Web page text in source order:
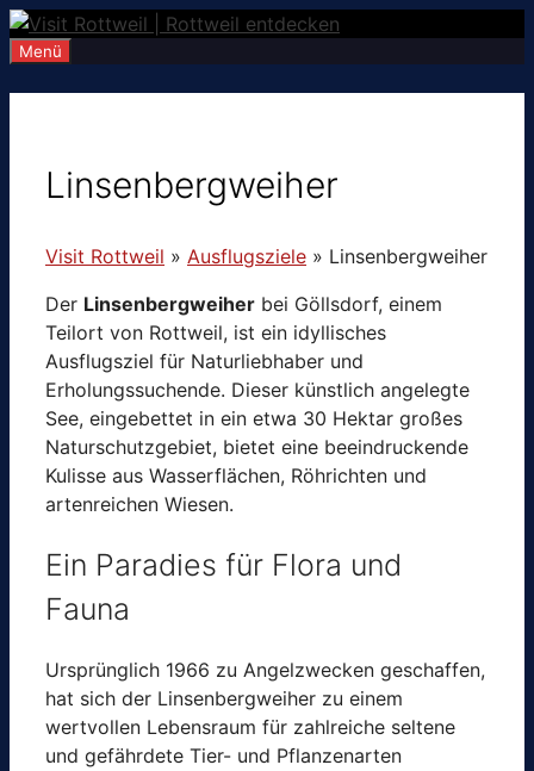
Zum
Inhalt
Menü
Linsenbergweiher
Visit Rottweil » Ausflugsziele » Linsenbergweiher
Der Linsenbergweiher bei Göllsdorf, einem
Teilort von Rottweil, ist ein idyllisches
Ausflugsziel für Naturliebhaber und
Erholungssuchende. Dieser künstlich angelegte
See, eingebettet in ein etwa 30 Hektar großes
Naturschutzgebiet, bietet eine beeindruckende
Kulisse aus Wasserflächen, Röhrichten und
artenreichen Wiesen.
Ein Paradies für Flora und
Fauna
Ursprünglich 1966 zu Angelzwecken geschaffen,
hat sich der Linsenbergweiher zu einem
wertvollen Lebensraum für zahlreiche seltene
und gefährdete Tier- und Pflanzenarten